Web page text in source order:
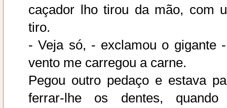
caçador lho tirou da mão, com
tiro.
- Veja só, - exclamou o gigante
vento me carregou a carne.
Pegou outro pedaço e estava
ferrar-lhe os dentes,